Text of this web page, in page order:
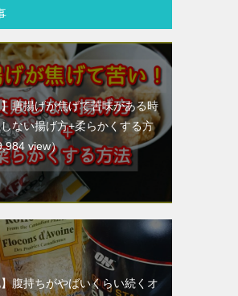
唐揚げが焦げて苦味がある時
ない揚げ方+柔らかくする方
view）
腹持ちがやばいくらい続くオ